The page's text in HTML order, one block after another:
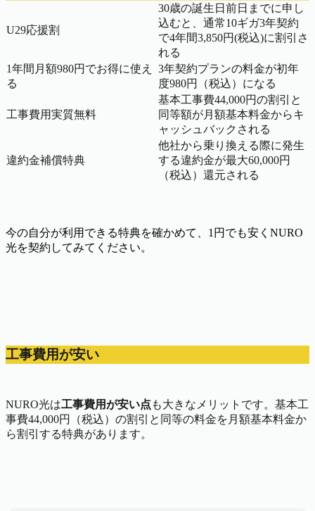
U29応援割
30歳の誕生日前日までに申し
込むと、通常10ギガ3年契約
で4年間3,850円(税込)に割引さ
れる
1年間月額980円でお得に使え
る
3年契約プランの料金が初年
度980円（税込）になる
工事費用実質無料
基本工事費44,000円の割引と
同等額が月額基本料金からキ
ャッシュバックされる
違約金補償特典
他社から乗り換える際に発生
する違約金が最大60,000円
（税込）還元される
今の自分が利用できる特典を確かめて、1円でも安くNURO
光を契約してみてください。
工事費用が安い
NURO光は工事費用が安い点 も大きなメリットです。基本工
事費44,000円（税込）の割引と同等の料金を月額基本料金か
ら割引する特典があります。